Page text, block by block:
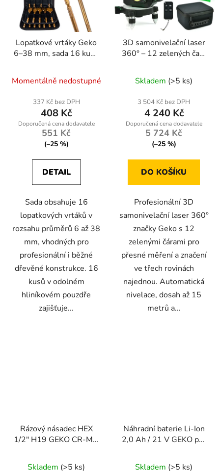
Lopatkové vrtáky Geko
6–38 mm, sada 16 kusů
Momentálně nedostupné
337 Kč bez DPH
408 Kč
551 Kč
(–25 %)
DETAIL
Sada obsahuje 16
lopatkových vrtáků v
rozsahu průměrů 6 až 38
mm, vhodných pro
profesionální i běžné
dřevěné konstrukce. 16
kusů v odolném
hliníkovém pouzdře
zajišťuje...
3D samonivelační laser
360° – 12 zelených čar |
Skladem (>5 ks)
3 504 Kč bez DPH
4 240 Kč
5 724 Kč
(–25 %)
DO KOŠÍKU
Profesionální 3D
samonivelační laser 360°
značky Geko s 12
zelenými čárami pro
přesné měření a značení
ve třech rovinách
najednou. Automatická
nivelace, dosah až 15
metrů a...
Rázový násadec HEX
1/2" H19 GEKO CR-MO
pro nárazové klíče
Skladem (>5 ks)
Náhradní baterie Li-Ion
2,0 Ah / 21 V GEKO pro
série G8066x
Skladem (>5 ks)